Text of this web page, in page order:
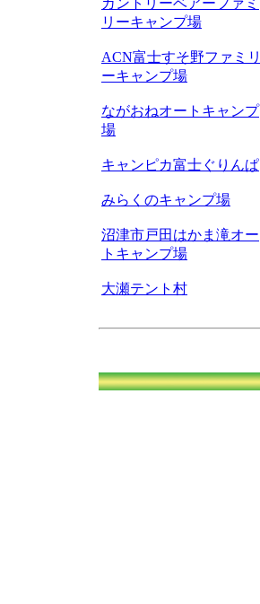
カントリーベアーファミ
リーキャンプ場
ACN富士すそ野ファミリ
ーキャンプ場
ながおねオートキャンプ
場
キャンピカ富士ぐりんぱ
みらくのキャンプ場
沼津市戸田はかま滝オー
トキャンプ場
大瀬テント村